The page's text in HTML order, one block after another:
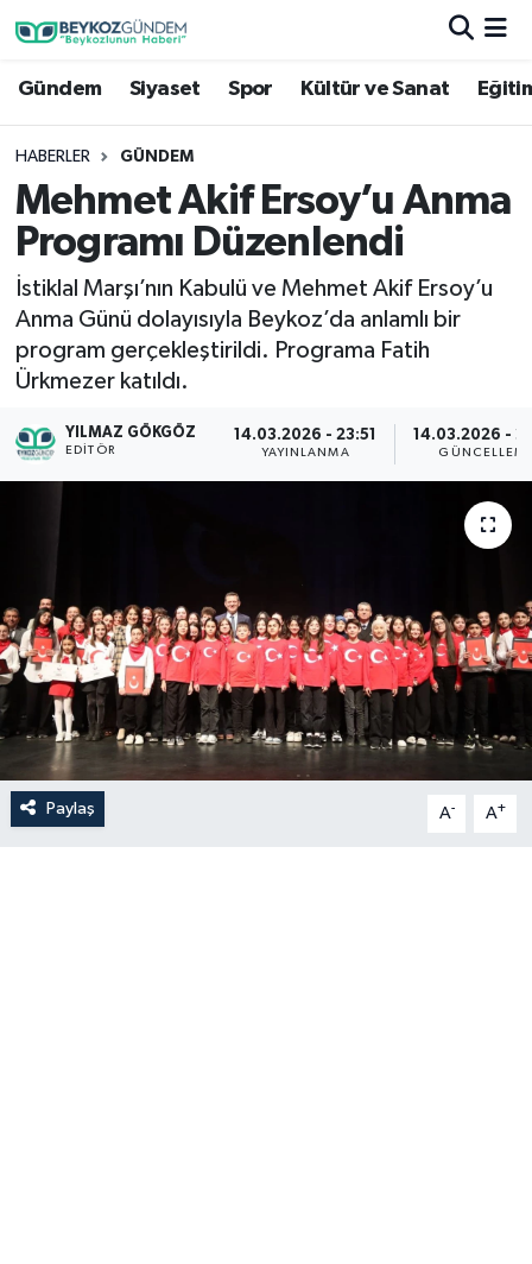
Gündem Siyaset Spor Kültür ve Sanat
HABERLER GÜNDEM
Mehmet Akif Ersoy’u Anma
Programı Düzenlendi
İstiklal Marşı’nın Kabulü ve Mehmet Akif Ersoy’u
Anma Günü dolayısıyla Beykoz’da anlamlı bir
program gerçekleştirildi. Programa Fatih
Ürkmezer katıldı.
YILMAZ GÖKGÖZ
EDITÖR
14.03.2026 - 23:51
YAYINLANMA
14.03.2026 -
Paylaş A- A+
Hava Durumu
Trafik Durumu
Süper Lig Puan Durumu ve Fikstür
Son Dakika Haberleri
Haber Arşivi